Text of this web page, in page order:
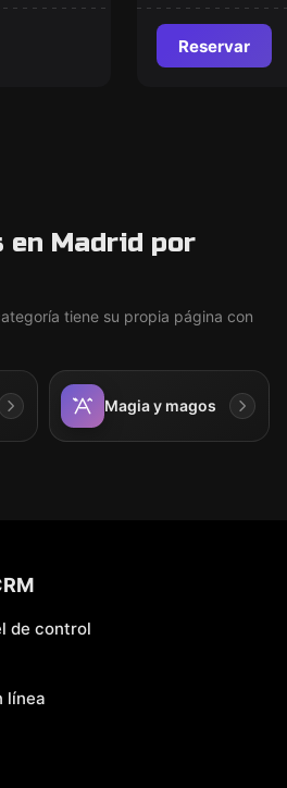
Reservar
en Madrid por
tiene su propia página con
Magia y magos
de control
línea